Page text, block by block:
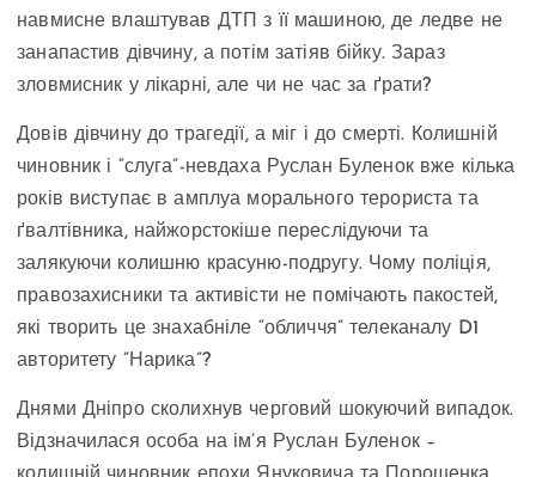
навмисне влаштував ДТП з її машиною, де ледве не
занапастив дівчину, а потім затіяв бійку. Зараз
зловмисник у лікарні, але чи не час за ґрати?
Довів дівчину до трагедії, а міг і до смерті. Колишній
чиновник і “слуга”-невдаха Руслан Буленок вже кілька
років виступає в амплуа морального терориста та
ґвалтівника, найжорстокіше переслідуючи та
залякуючи колишню красуню-подругу. Чому поліція,
правозахисники та активісти не помічають пакостей,
які творить це знахабніле “обличчя” телеканалу D1
авторитету ”Нарика”?
Днями Дніпро сколихнув черговий шокуючий випадок.
Відзначилася особа на ім’я Руслан Буленок –